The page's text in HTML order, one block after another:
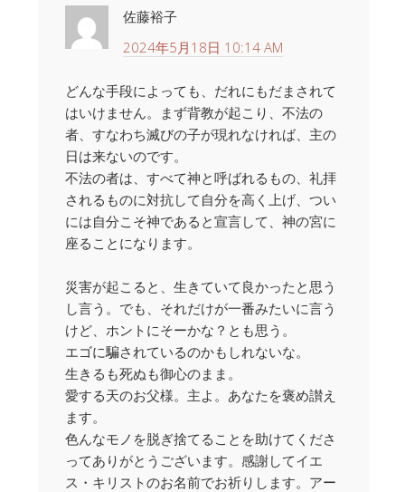
佐藤裕子
2024年5月18日 10:14 AM
どんな手段によっても、だれにもだまされて
はいけません。まず背教が起こり、不法の
者、すなわち滅びの子が現れなければ、主の
日は来ないのです。
不法の者は、すべて神と呼ばれるもの、礼拝
されるものに対抗して自分を高く上げ、つい
には自分こそ神であると宣言して、神の宮に
座ることになります。
災害が起こると、生きていて良かったと思う
し言う。でも、それだけが一番みたいに言う
けど、ホントにそーかな？とも思う。
エゴに騙されているのかもしれないな。
生きるも死ぬも御心のまま。
愛する天のお父様。主よ。あなたを褒め讃え
ます。
色んなモノを脱ぎ捨てることを助けてくださ
ってありがとうございます。感謝してイエ
ス・キリストのお名前でお祈りします。アー